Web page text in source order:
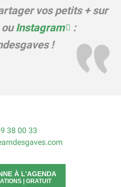
vos petits + sur
ouInstagram
:
!
38 00 33
À L’AGENDA
| GRATUIT